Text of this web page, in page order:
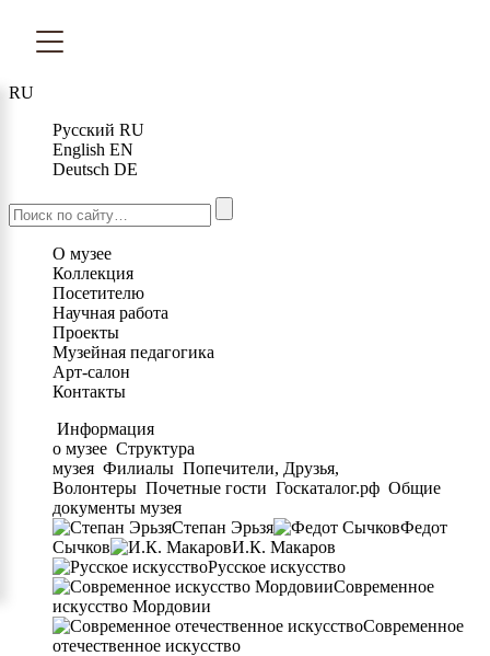
RU
Русский RU
English EN
Deutsch DE
О музее
Коллекция
Посетителю
Научная работа
Проекты
Музейная педагогика
Арт-салон
Контакты
Информация
о музее Структура
музея Филиалы Попечители, Друзья,
Волонтеры Почетные гости Госкаталог.рф Общие
документы музея
Степан Эрьзя
Федот
Сычков
И.К. Макаров
Русское искусство
Современное
искусство Мордовии
Современное
отечественное искусство